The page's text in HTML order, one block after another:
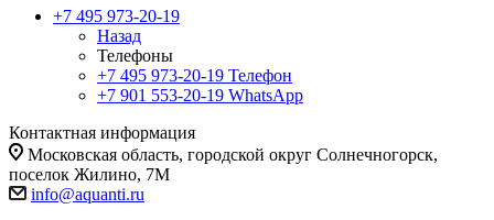
+7 495 973-20-19
Назад
Телефоны
+7 495 973-20-19 Телефон
+7 901 553-20-19 WhatsApp
Контактная информация
Московская область, городской округ Солнечногорск,
поселок Жилино, 7М
info@aquanti.ru